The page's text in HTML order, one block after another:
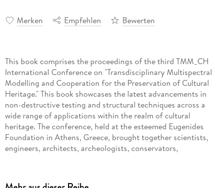
Merken Empfehlen Bewerten
This book comprises the proceedings of the third TMM_CH
International Conference on "Transdisciplinary Multispectral
Modelling and Cooperation for the Preservation of Cultural
Heritage." This book showcases the latest advancements in
non-destructive testing and structural techniques across a
wide range of applications within the realm of cultural
heritage. The conference, held at the esteemed Eugenides
Foundation in Athens, Greece, brought together scientists,
engineers, architects, archeologists, conservators,
panelists provided a platform for the exchange of ideas. With